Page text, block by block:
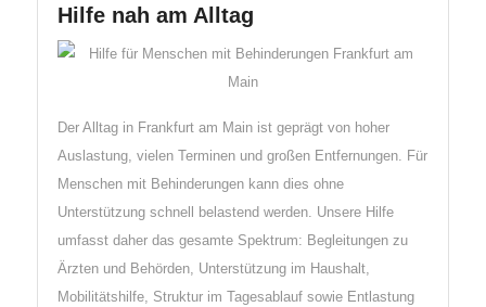
Hilfe nah am Alltag
Der Alltag in Frankfurt am Main ist geprägt von hoher
Auslastung, vielen Terminen und großen Entfernungen. Für
Menschen mit Behinderungen kann dies ohne
Unterstützung schnell belastend werden. Unsere Hilfe
umfasst daher das gesamte Spektrum: Begleitungen zu
Ärzten und Behörden, Unterstützung im Haushalt,
Mobilitätshilfe, Struktur im Tagesablauf sowie Entlastung